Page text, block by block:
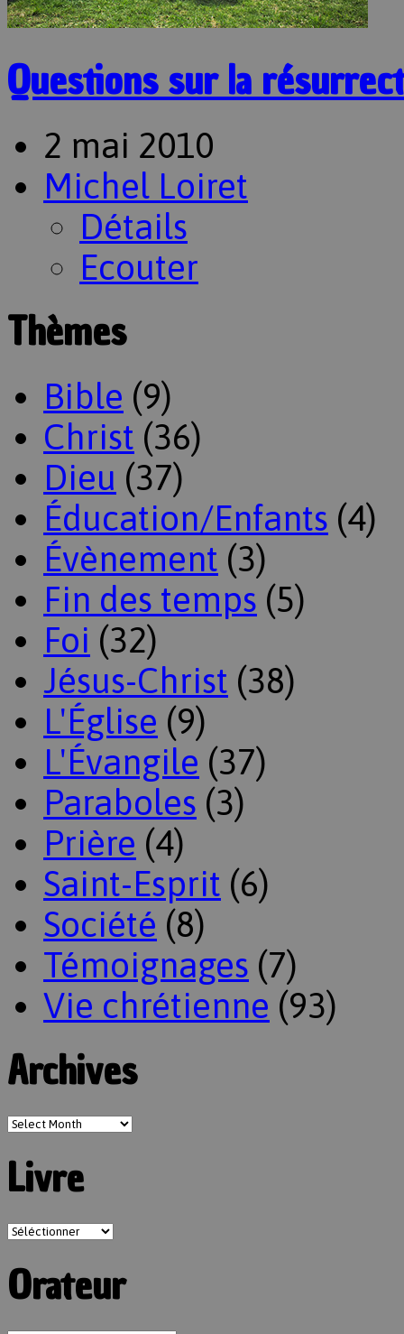
Questions sur la
2 mai 2010
Michel Loiret
Détails
Ecouter
Thèmes
Bible (9)
Christ (36)
Dieu (37)
Éducation/Enfants (4)
Évènement (3)
Fin des temps (5)
Foi (32)
Jésus-Christ (38)
L'Église (9)
L'Évangile (37)
Paraboles (3)
Prière (4)
Saint-Esprit (6)
Société (8)
Témoignages (7)
Vie chrétienne (93)
Archives
Livre
Orateur